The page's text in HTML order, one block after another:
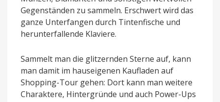
Gegenständen zu sammeln. Erschwert wird das
ganze Unterfangen durch Tintenfische und
herunterfallende Klaviere.
Sammelt man die glitzernden Sterne auf, kann
man damit im hauseigenen Kaufladen auf
Shopping-Tour gehen: Dort kann man weitere
Charaktere, Hintergründe und auch Power-Ups